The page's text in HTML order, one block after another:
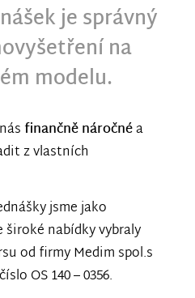
je správný
na
modelu.
finančně náročnéa
z vlastních
jsme jako
nabídky vybraly
od firmy Medim spol.s
OS 140 – 0356.